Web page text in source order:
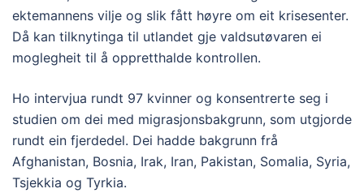
ektemannens vilje og slik fått høyre om eit krisesenter.
Då kan tilknytinga til utlandet gje valdsutøvaren ei
moglegheit til å oppretthalde kontrollen.
Ho intervjua rundt 97 kvinner og konsentrerte seg i
studien om dei med migrasjonsbakgrunn, som utgjorde
rundt ein fjerdedel. Dei hadde bakgrunn frå
Afghanistan, Bosnia, Irak, Iran, Pakistan, Somalia, Syria,
Tsjekkia og Tyrkia.